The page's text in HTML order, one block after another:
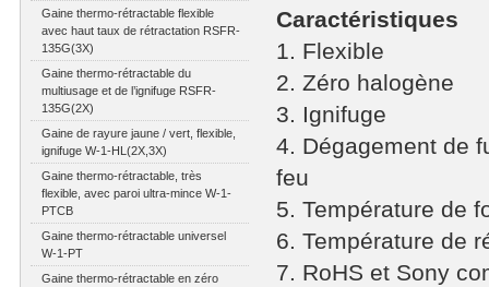
Gaine thermo-rétractable flexible
avec haut taux de rétractation RSFR-
135G(3X)
Gaine thermo-rétractable du
multiusage et de l’ignifuge RSFR-
135G(2X)
Gaine de rayure jaune / vert, flexible,
ignifuge W-1-HL(2X,3X)
Gaine thermo-rétractable, très
flexible, avec paroi ultra-mince W-1-
PTCB
Gaine thermo-rétractable universel
W-1-PT
Gaine thermo-rétractable en zéro
Caractéristiques
1. Flexible
2. Zéro halogène
3. Ignifuge
4. Dégagement de
feu
5. Température de
6. Température de
7. RoHS et Sony